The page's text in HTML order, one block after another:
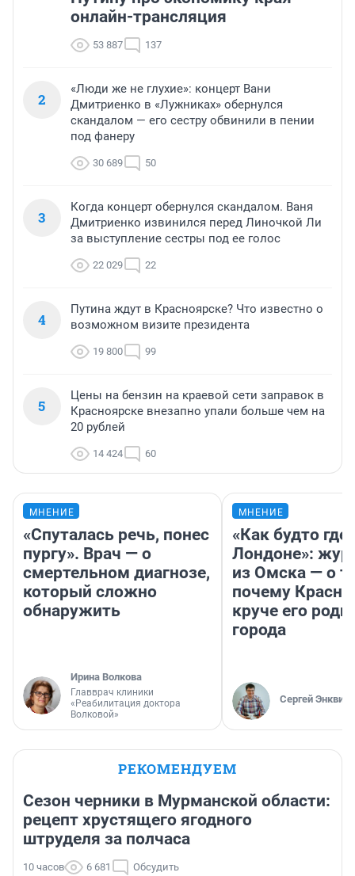
онлайн-трансляция
53 887 137
2
«Люди же не глухие»: концерт Вани
Дмитриенко в «Лужниках» обернулся
скандалом — его сестру обвинили в пении
под фанеру
30 689 50
3
Когда концерт обернулся скандалом. Ваня
Дмитриенко извинился перед Линочкой Ли
за выступление сестры под ее голос
22 029 22
4
Путина ждут в Красноярске? Что известно о
возможном визите президента
19 800 99
5
Цены на бензин на краевой сети заправок в
Красноярске внезапно упали больше чем на
20 рублей
14 424 60
МНЕНИЕ
«Спуталась речь, понес
пургу». Врач — о
смертельном диагнозе,
который сложно
обнаружить
Ирина Волкова
Главврач клиники
«Реабилитация доктора
Волковой»
МНЕНИЕ
«Как будто
Лондоне»:
из Омска — о
почему
круче его
города
Сергей Энквист
РЕКОМЕНДУЕМ
Сезон черники в Мурманской области:
рецепт хрустящего ягодного
штруделя за полчаса
10 часов 6 681 Обсудить